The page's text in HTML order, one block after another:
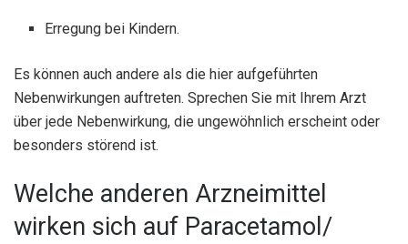
Erregung bei Kindern.
Es können auch andere als die hier aufgeführten
Nebenwirkungen auftreten. Sprechen Sie mit Ihrem Arzt
über jede Nebenwirkung, die ungewöhnlich erscheint oder
besonders störend ist.
Welche anderen Arzneimittel
wirken sich auf Paracetamol/